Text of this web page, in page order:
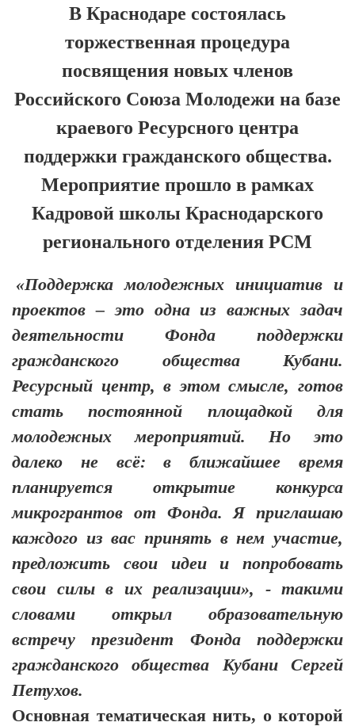
В Краснодаре состоялась
торжественная процедура
посвящения новых членов
Российского Союза Молодежи на базе
краевого Ресурсного центра
поддержки гражданского общества.
Мероприятие прошло в рамках
Кадровой школы Краснодарского
регионального отделения РСМ
«Поддержка молодежных инициатив и
проектов – это одна из важных задач
деятельности Фонда поддержки
гражданского общества Кубани.
Ресурсный центр, в этом смысле, готов
стать постоянной площадкой для
молодежных мероприятий. Но это
далеко не всё: в ближайшее время
планируется открытие конкурса
микрогрантов от Фонда. Я приглашаю
каждого из вас принять в нем участие,
предложить свои идеи и попробовать
свои силы в их реализации», - такими
словами открыл образовательную
встречу президент Фонда поддержки
гражданского общества Кубани Сергей
Петухов.
Основная тематическая нить, о которой